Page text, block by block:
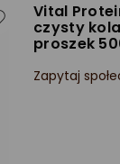
Vital
czysty
proszek
Zapytaj